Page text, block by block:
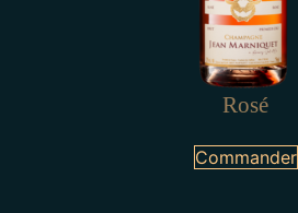
Rosé
Commander